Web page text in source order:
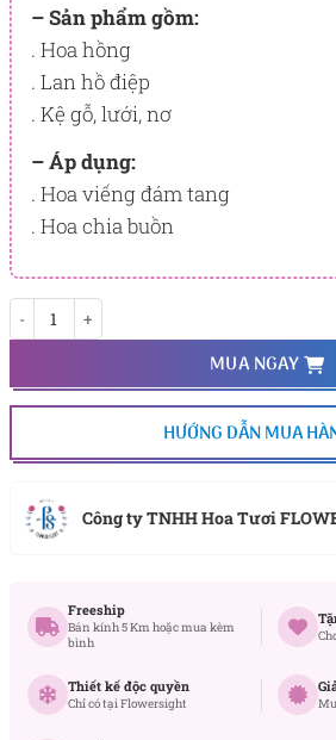
sản phẩm hôm nay, tương ứng với
BẠCH KIM
PointSight có giá trị dùng để trừ trực
đổi quà tặng ưu đãi tại Flowersight.
Đăng nhập
chính xác nhất dành cho bạn.
– Sản phẩm gồm:
. Hoa hồng
. Lan hồ điệp
. Kệ gỗ, lưới, nơ
– Áp dụng:
. Hoa viếng đám tang
. Hoa chia buồn
MUA NGAY
HƯỚNG DẪN MUA
Công ty TNHH Hoa Tươi
Freeship
Bán kính 5 Km hoặc mua kèm
bình
Thiết kế độc quyền
Chỉ có tại Flowersight